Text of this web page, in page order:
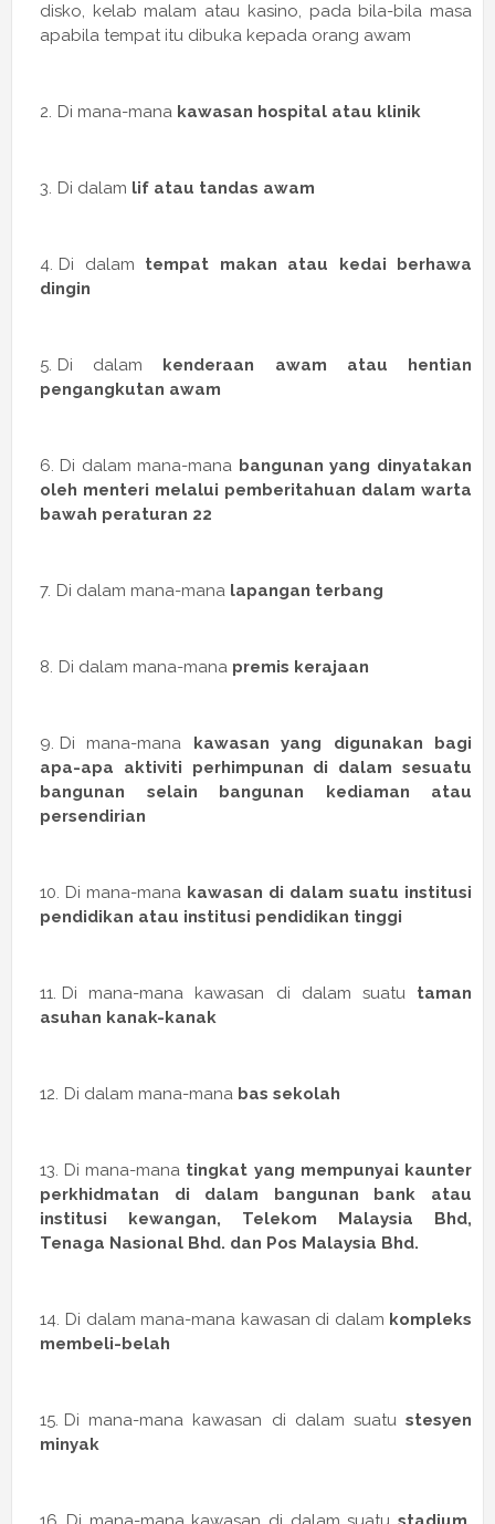
disko, kelab malam atau kasino, pada bila-bila masa
apabila tempat itu dibuka kepada orang awam
Di mana-mana kawasan hospital atau klinik
Di dalam lif atau tandas awam
Di dalam tempat makan atau kedai berhawa
dingin
Di dalam kenderaan awam atau hentian
pengangkutan awam
Di dalam mana-mana bangunan yang dinyatakan
oleh menteri melalui pemberitahuan dalam warta
bawah peraturan 22
Di dalam mana-mana lapangan terbang
Di dalam mana-mana premis kerajaan
Di mana-mana kawasan yang digunakan bagi
apa-apa aktiviti perhimpunan di dalam sesuatu
bangunan selain bangunan kediaman atau
persendirian
Di mana-mana kawasan di dalam suatu institusi
pendidikan atau institusi pendidikan tinggi
Di mana-mana kawasan di dalam suatu taman
asuhan kanak-kanak
Di dalam mana-mana bas sekolah
Di mana-mana tingkat yang mempunyai kaunter
perkhidmatan di dalam bangunan bank atau
institusi kewangan, Telekom Malaysia Bhd,
Tenaga Nasional Bhd. dan Pos Malaysia Bhd.
Di dalam mana-mana kawasan di dalam kompleks
membeli-belah
Di mana-mana kawasan di dalam suatu stesyen
minyak